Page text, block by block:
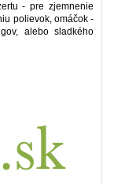
- pre zjemnenie
polievok, omáčok -
alebo sladkého